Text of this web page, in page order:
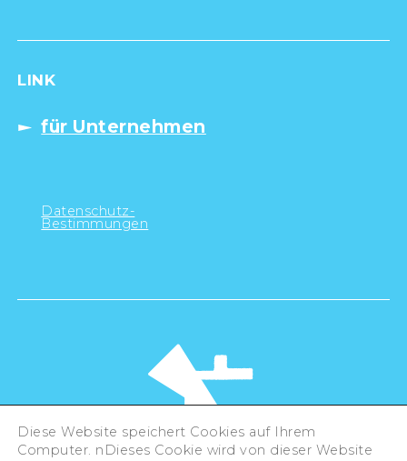
LINK
für Unternehmen
Datenschutz-
Bestimmungen
Diese Website speichert Cookies auf Ihrem
Computer. nDieses Cookie wird von dieser Website